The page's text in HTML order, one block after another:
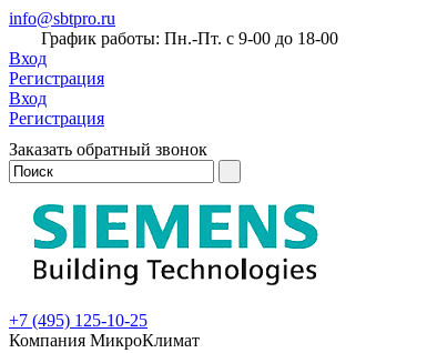
info@sbtpro.ru
График работы: Пн.-Пт. с 9-00 до 18-00
Вход
Регистрация
Вход
Регистрация
Заказать обратный звонок
+7 (495) 125-10-25
Компания МикроКлимат